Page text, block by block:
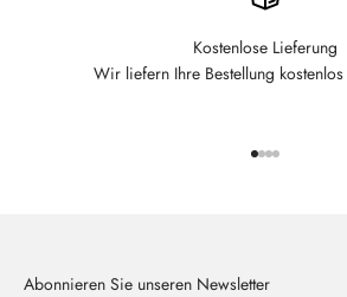
Kostenlose Lieferung
Wir liefern Ihre Bestellung
Abonnieren Sie unseren Newsletter